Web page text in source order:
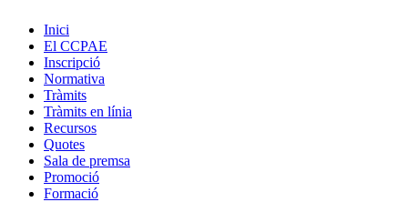
Inici
El CCPAE
Inscripció
Normativa
Tràmits
Tràmits en línia
Recursos
Quotes
Sala de premsa
Promoció
Formació